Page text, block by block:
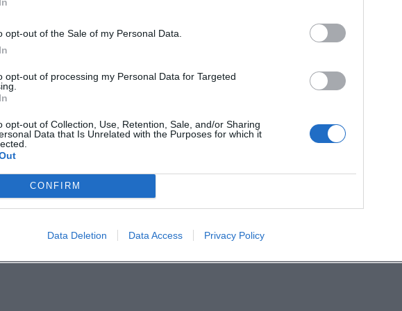
opt-out of the Sale of my Personal Data.
opt-out of processing my Personal Data for Targeted
opt-out of Collection, Use, Retention, Sale, and/or Sharing
Data that Is Unrelated with the Purposes for which it
CONFIRM
Data Deletion Data Access Privacy Policy
wetterbedingte Verlegung.
planen Sie ein paar Minuten Puffer ein.
– sprechen Sie leise, lassen Sie
am Wasser – mit Augenmaß
für Sommerabende: Spaziergänge,
auch Open‑Air‑Programm.
Bereiche(z. B. tagsüber) und
kombinieren. Ob und wie das im Detail